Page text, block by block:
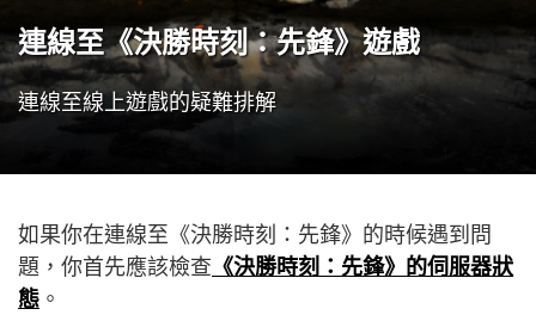
連線至《決勝時刻：先鋒》遊戲
連線至線上遊戲的疑難排解
如果你在連線至《決勝時刻：先鋒》的時候遇到問
題，你首先應該檢查 《決勝時刻：先鋒》的伺服器狀
態 。